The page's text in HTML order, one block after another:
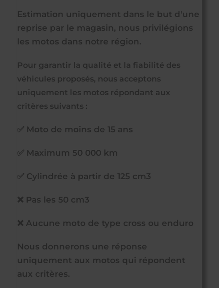
Estimation uniquement dans le but d'une
reprise par le magasin, nous privilégions
les motos dans notre région.
Pour garantir la qualité et la fiabilité des
véhicules proposés, nous acceptons
uniquement les motos répondant aux
critères suivants :
✅ Moto de moins de 15 ans
✅ Maximum 50 000 km
✅ Cylindrée à partir de 125 cm3
❌ Pas les 50 cm3
❌ Aucune moto de type cross ou enduro
Nous donnerons une réponse
uniquement aux motos qui répondent
aux critères.